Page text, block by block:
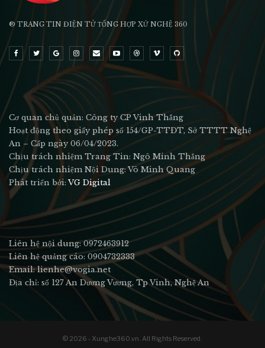
® TRANG TIN ĐIỆN TỬ ТỔNG HỢP XỨ NGHỆ 360
Cơ quan chủ quản: Công ty CP Vinh Thắng
Hoạt động theo giấy phép số 154/GP-TTĐT, Sở TTTT Nghệ
An – Cấp ngày 06/04/2023.
Chịu trách nhiệm Trang Tin: Ngô Minh Thắng
Chịu trách nhiệm Nội Dung: Võ Minh Quang
Phát triển bởi:VG Digital
Liên hệ nội dung: 0972463912
Liên hệ quảng cáo: 0904732333
Email: lienhe@vogia.net
Địa chỉ: số 127 An Dương Vương, Tp Vinh, Nghệ An
© 2026 - Xunghe360.vn. All Rights Reserved.